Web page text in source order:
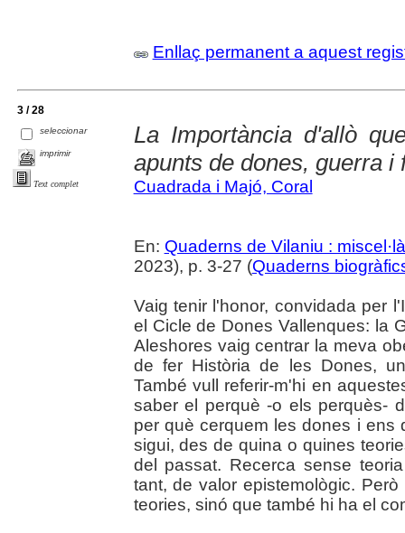
Enllaç permanent a aquest
3 / 28
seleccionar
imprimir
Text complet
La Importància d'allò
apunts de dones, guerra i
Cuadrada i Majó, Coral
En: Quaderns de Vilaniu :
2023), p. 3-27 (Quaderns
Vaig tenir l'honor, convidada per
el Cicle de Dones Vallenques: la
Aleshores vaig centrar la meva
de fer Història de les Dones,
També vull referir-m'hi en
saber el perquè -o els perquès-
per què cerquem les dones i
sigui, des de quina o quines
del passat. Recerca sense
tant, de valor epistemològic.
teories, sinó que també hi ha el